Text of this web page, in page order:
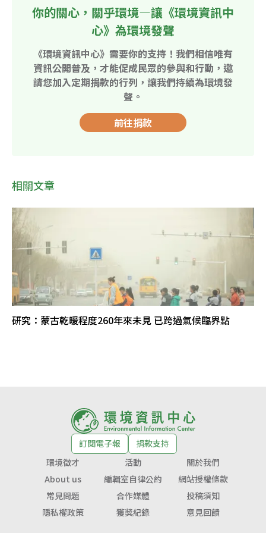
你的關心，關乎環境—讓《環境資訊中
心》為環境發聲
《環境資訊中心》需要你的支持！我們相信唯有
資訊公開普及，才能促成民眾的參與和行動，邀
請您加入定期捐款的行列，讓我們持續為環境發
聲。
前往捐款
相關文章
研究：蒙古乾暖程度260年來未見 已跨過氣候臨界點
訂閱電子報
捐款支持
環境徵才
活動
關於我們
About us
編輯室自律公約
網站授權條款
常見問題
合作媒體
投稿須知
隱私權政策
獲獎紀錄 意見回饋